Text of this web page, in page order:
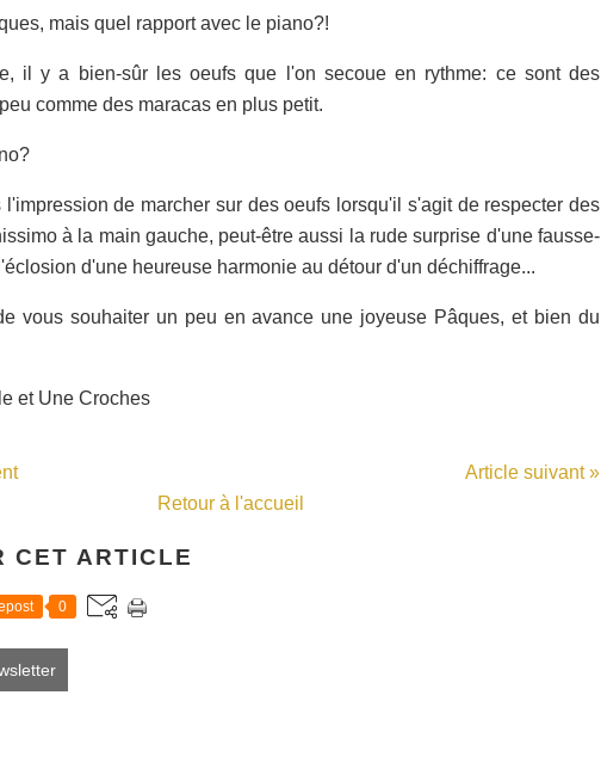
mais quel rapport avec le piano?!
il y a bien-sûr les oeufs que l'on secoue en rythme: ce sont des
comme des maracas en plus petit.
l'impression de marcher sur des oeufs lorsqu'il s'agit de respecter des
à la main gauche, peut-être aussi la rude surprise d'une fausse-
d'une heureuse harmonie au détour d'un déchiffrage...
vous souhaiter un peu en avance une joyeuse Pâques, et bien du
et Une Croches
Article suivant »
Retour à l'accueil
CET ARTICLE
0